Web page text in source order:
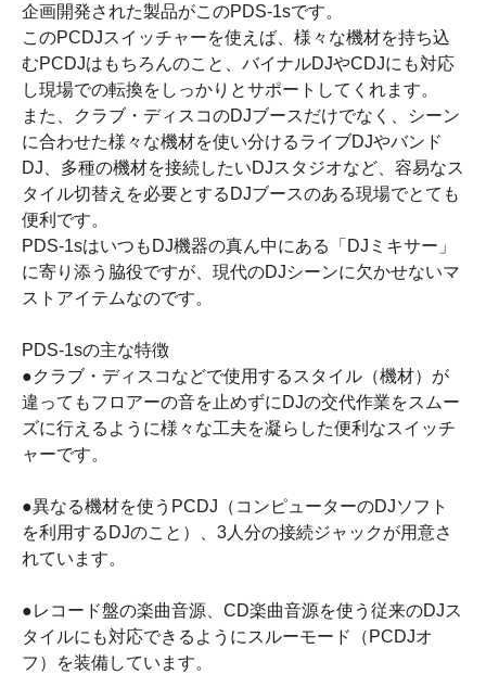
企画開発された製品がこのPDS-1sです。
このPCDJスイッチャーを使えば、様々な機材を持ち込
むPCDJはもちろんのこと、バイナルDJやCDJにも対応
し現場での転換をしっかりとサポートしてくれます。
また、クラブ・ディスコのDJブースだけでなく、シーン
に合わせた様々な機材を使い分けるライブDJやバンド
DJ、多種の機材を接続したいDJスタジオなど、容易なス
タイル切替えを必要とするDJブースのある現場でとても
便利です。
PDS-1sはいつもDJ機器の真ん中にある「DJミキサー」
に寄り添う脇役ですが、現代のDJシーンに欠かせないマ
ストアイテムなのです。
PDS-1sの主な特徴
●クラブ・ディスコなどで使用するスタイル（機材）が
違ってもフロアーの音を止めずにDJの交代作業をスムー
ズに行えるように様々な工夫を凝らした便利なスイッチ
ャーです。
●異なる機材を使うPCDJ（コンピューターのDJソフト
を利用するDJのこと）、3人分の接続ジャックが用意さ
れています。
●レコード盤の楽曲音源、CD楽曲音源を使う従来のDJス
タイルにも対応できるようにスルーモード（PCDJオ
フ）を装備しています。